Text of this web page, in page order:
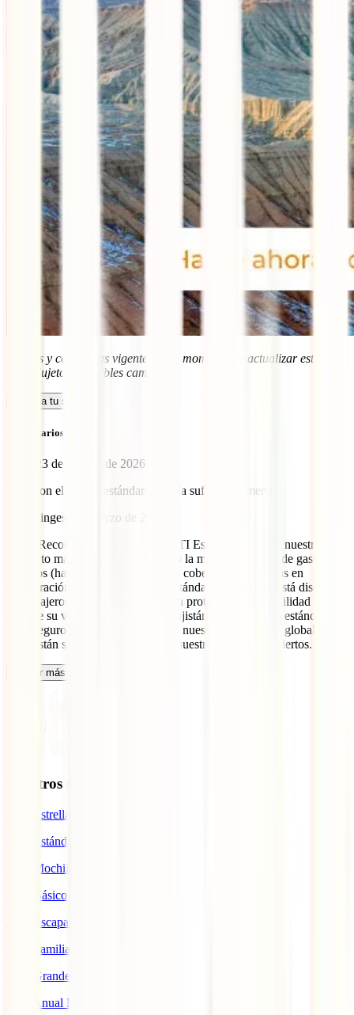
Precios y coberturas vigentes en el momento de actualizar esta
guía. Sujetos a posibles cambios.
Calcula tu seguro
Comentarios (2)
23 de febrero de 2026
hola. con el seguro estándar no sería suficiente? mersi
marketinges
9 de marzo de 2026
Hola! Recomendamos la póliza IATI Estrella porque es nuestro
producto más completo, ofreciendo la mayor cobertura de gastos
médicos (hasta 1.000.000€) y otras coberturas mejoradas en
comparación con la póliza IATI Estándar. Este seguro está diseñado
para viajeros que buscan la máxima protección y tranquilidad
durante su viaje. Para viajar a Kazajistán con un seguro estándar de
IATI seguro sería suficiente ya que nuestra cobertura es global y
Kazajistán se encuentra dentro de nuestros destinos cubiertos.
Cargar más comentarios
Nuestros seguros
IATI Estrella
IATI Estándar
IATI Mochilero
IATI Básico
IATI Escapadas
IATI Familia
IATI Grandes Viajeros
IATI Anual Multiviaje